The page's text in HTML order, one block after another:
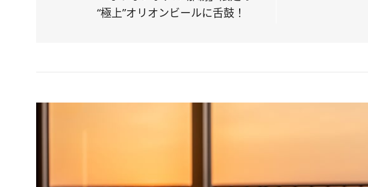
“極上”オリオンビールに舌鼓！